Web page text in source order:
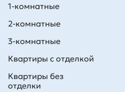
1-комнатные
2-комнатные
3-комнатные
Квартиры с отделкой
Квартиры без
отделки